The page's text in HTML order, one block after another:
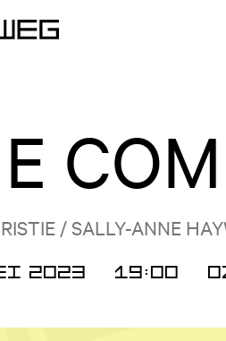
/ SALLY-ANNE
2023 19:00